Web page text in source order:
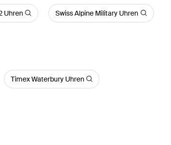
Uhren Swiss Alpine Military Uhren
Timex Waterbury Uhren